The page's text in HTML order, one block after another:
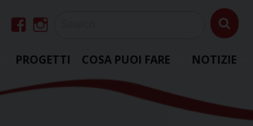
PROGETTI COSA PUOI FARE NOTIZIE